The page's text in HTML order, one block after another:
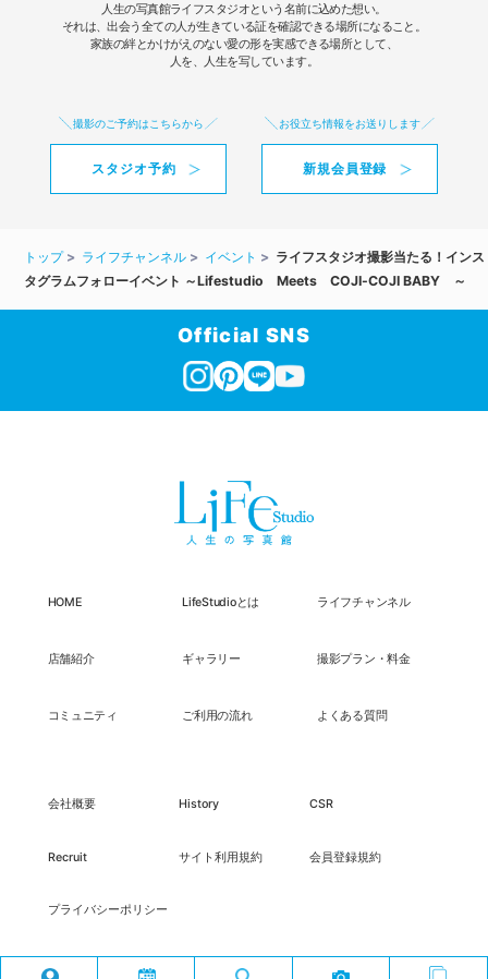
人生の写真館ライフスタジオという名前に込めた想い。
それは、出会う全ての人が生きている証を確認できる場所になること。
家族の絆とかけがえのない愛の形を実感できる場所として、
人を、人生を写しています。
撮影のご予約はこちらから
スタジオ予約
お役立ち情報をお送りします
新規会員登録
トップ ライフチャンネル イベント
ライフスタジオ撮影当たる！インス
タグラムフォローイベント ～Lifestudio Meets COJI-COJI BABY ～
Official SNS
HOME LifeStudioとは ライフチャンネル
店舗紹介 ギャラリー 撮影プラン・料金
コミュニティ ご利用の流れ よくある質問
会社概要 History CSR
Recruit サイト利用規約 会員登録規約
プライバシーポリシー